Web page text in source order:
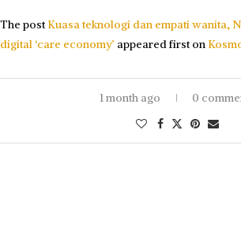
The postKuasa teknologi dan empati wanita,
digital ‘care economy’ appeared first on
1 month ago 0